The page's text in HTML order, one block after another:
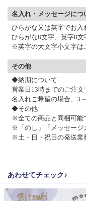
名入れ・メッセージにつ
ひらがな又は英字でお入
ひらがな8文字、英字8文
※英字の大文字小文字は
その他
◆納期について
営業日13時までのご注文
名入れご希望の場合、3
◆その他
※全ての商品と同梱可能
※「のし」「メッセージ
※土・日・祝日の発送業
あわせてチェック♪